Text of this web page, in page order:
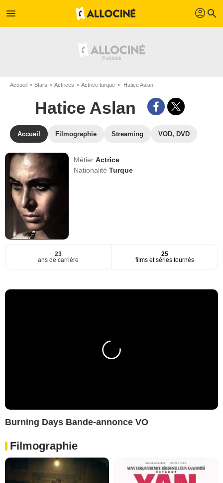
menu profil search
Accueil Stars Actrices Actrice turque Hatice Aslan
Hatice Aslan
Accueil Filmographie Streaming VOD, DVD
MétierActrice
NationalitéTurque
23
ans de carrière
25
films et séries tournés
Burning Days Bande-annonce VO
Filmographie